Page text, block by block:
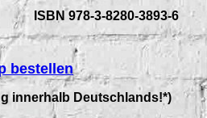
ISBN 978-3-8280-3893-6
bestellen
innerhalb Deutschlands!*)